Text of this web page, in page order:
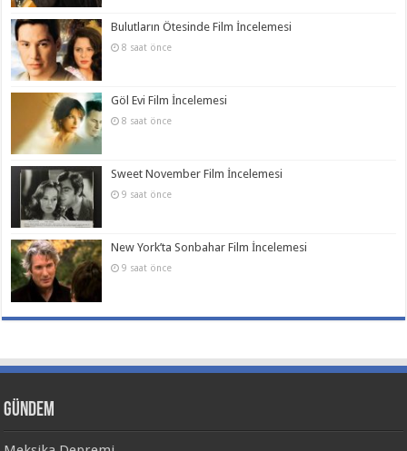
Bulutların Ötesinde Film İncelemesi
8 saat önce
Göl Evi Film İncelemesi
8 saat önce
Sweet November Film İncelemesi
9 saat önce
New York’ta Sonbahar Film İncelemesi
9 saat önce
Gündem